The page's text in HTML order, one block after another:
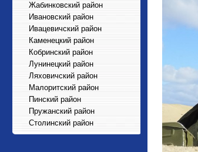
Жабинковский район
Ивановский район
Ивацевичский район
Каменецкий район
Кобринский район
Лунинецкий район
Ляховичский район
Малоритский район
Пинский район
Пружанский район
Столинский район